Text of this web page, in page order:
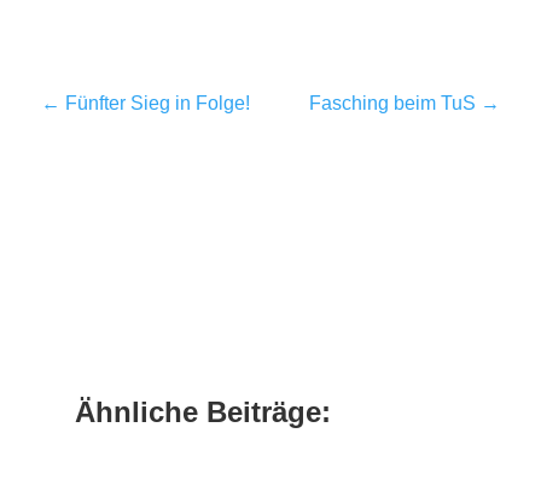
← Fünfter Sieg in Folge! Fasching beim TuS →
Ähnliche Beiträge: